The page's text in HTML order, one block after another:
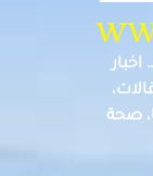
صحة